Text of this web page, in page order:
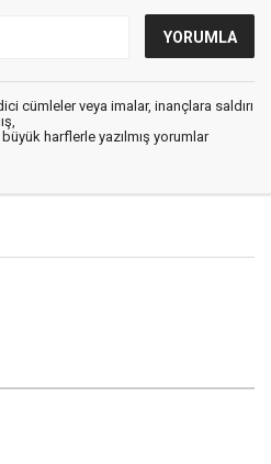
cümleler veya imalar, inançlara saldırı
harflerle yazılmış yorumlar